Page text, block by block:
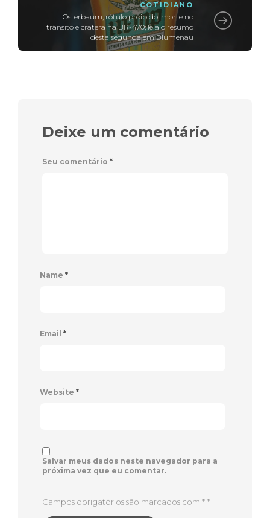
COTIDIANO
Osterbaum, rótulo proibido, morte no
trânsito e cratera na BR-470; leia o resumo
desta segunda em Blumenau
Deixe um comentário
Seu comentário *
Name *
Email *
Website *
Salvar meus dados neste navegador para a
próxima vez que eu comentar.
Campos obrigatórios são marcados com **